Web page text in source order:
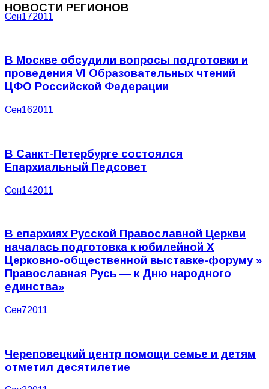
НОВОСТИ РЕГИОНОВ
Сен172011
В Москве обсудили вопросы подготовки и
проведения VI Образовательных чтений
ЦФО Российской Федерации
Сен162011
В Санкт-Петербурге состоялся
Епархиальный Педсовет
Сен142011
В епархиях Русской Православной Церкви
началась подготовка к юбилейной X
Церковно-общественной выставке-форуму »
Православная Русь — к Дню народного
единства»
Сен72011
Череповецкий центр помощи семье и детям
отметил десятилетие